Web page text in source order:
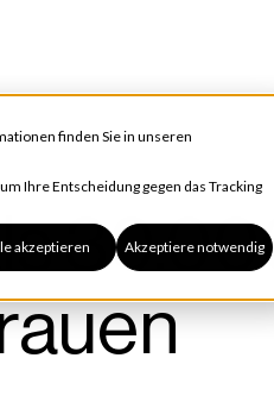
finden Sie in unseren
Ihre Entscheidung gegen das Tracking
akzeptieren Akzeptiere notwendig
30.000